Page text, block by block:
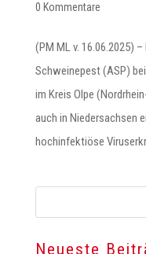
0 Kommentare
(PM ML v. 16.06.2025)
Schweinepest (ASP)
im Kreis Olpe
auch in Niedersachsen
hochinfektiöse
Neueste